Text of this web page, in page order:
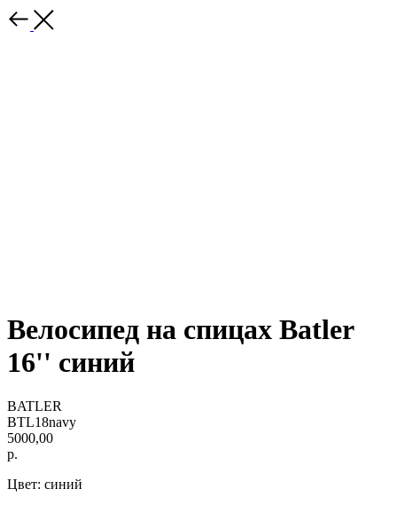
Велосипед на спицах Batler
16'' синий
BATLER
BTL18navy
5000,00
р.
Цвет: синий